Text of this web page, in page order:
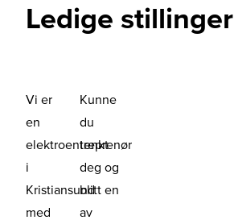
Ledige stillinger
Vi er
en
elektroentreprenør
i
Kristiansund
med
Kunne
du
tenkt
deg og
blitt en
av